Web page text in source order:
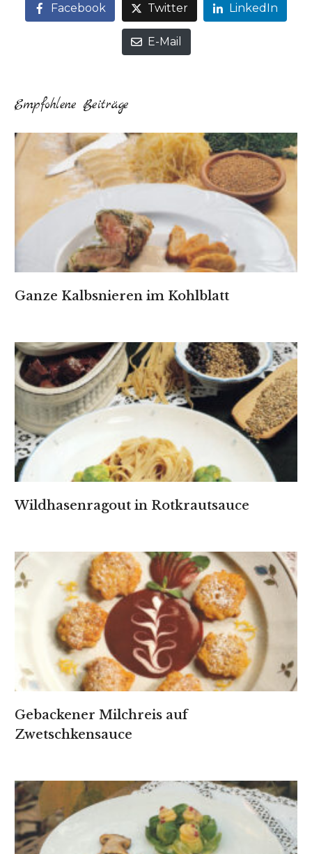
Facebook Twitter LinkedIn
E-Mail
Empfohlene Beiträge
Ganze Kalbsnieren im Kohlblatt
Wildhasenragout in Rotkrautsauce
Gebackener Milchreis auf
Zwetschkensauce